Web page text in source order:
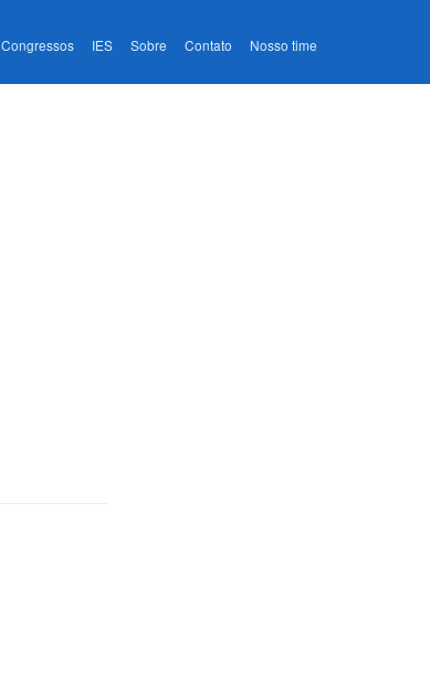
Congressos IES Sobre Contato Nosso time